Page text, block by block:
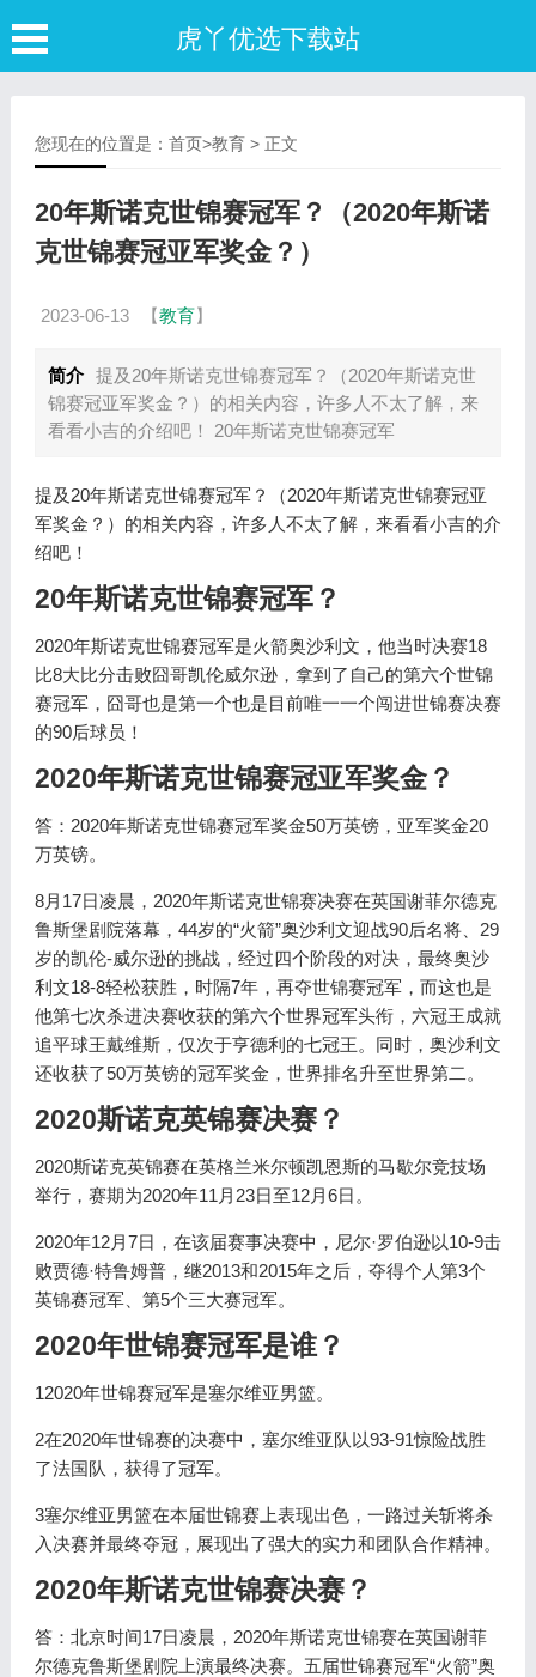
虎丫优选下载站
您现在的位置是： 首页>教育> 正文
20年斯诺克世锦赛冠军？（2020年斯诺
克世锦赛冠亚军奖金？）
2023-06-13 【教育】
简介 提及20年斯诺克世锦赛冠军？（2020年斯诺克世
锦赛冠亚军奖金？）的相关内容，许多人不太了解，来
看看小吉的介绍吧！ 20年斯诺克世锦赛冠军
提及20年斯诺克世锦赛冠军？（2020年斯诺克世锦赛冠亚
军奖金？）的相关内容，许多人不太了解，来看看小吉的介
绍吧！
20年斯诺克世锦赛冠军？
2020年斯诺克世锦赛冠军是火箭奥沙利文，他当时决赛18
比8大比分击败囧哥凯伦威尔逊，拿到了自己的第六个世锦
赛冠军，囧哥也是第一个也是目前唯一一个闯进世锦赛决赛
的90后球员！
2020年斯诺克世锦赛冠亚军奖金？
答：2020年斯诺克世锦赛冠军奖金50万英镑，亚军奖金20
万英镑。
8月17日凌晨，2020年斯诺克世锦赛决赛在英国谢菲尔德克
鲁斯堡剧院落幕，44岁的“火箭”奥沙利文迎战90后名将、29
岁的凯伦-威尔逊的挑战，经过四个阶段的对决，最终奥沙
利文18-8轻松获胜，时隔7年，再夺世锦赛冠军，而这也是
他第七次杀进决赛收获的第六个世界冠军头衔，六冠王成就
追平球王戴维斯，仅次于亨德利的七冠王。同时，奥沙利文
还收获了50万英镑的冠军奖金，世界排名升至世界第二。
2020斯诺克英锦赛决赛？
2020斯诺克英锦赛在英格兰米尔顿凯恩斯的马歇尔竞技场
举行，赛期为2020年11月23日至12月6日。
2020年12月7日，在该届赛事决赛中，尼尔·罗伯逊以10-9击
败贾德·特鲁姆普，继2013和2015年之后，夺得个人第3个
英锦赛冠军、第5个三大赛冠军。
2020年世锦赛冠军是谁？
12020年世锦赛冠军是塞尔维亚男篮。
2在2020年世锦赛的决赛中，塞尔维亚队以93-91惊险战胜
了法国队，获得了冠军。
3塞尔维亚男篮在本届世锦赛上表现出色，一路过关斩将杀
入决赛并最终夺冠，展现出了强大的实力和团队合作精神。
2020年斯诺克世锦赛决赛？
答：北京时间17日凌晨，2020年斯诺克世锦赛在英国谢菲
尔德克鲁斯堡剧院上演最终决赛。五届世锦赛冠军“火箭”奥